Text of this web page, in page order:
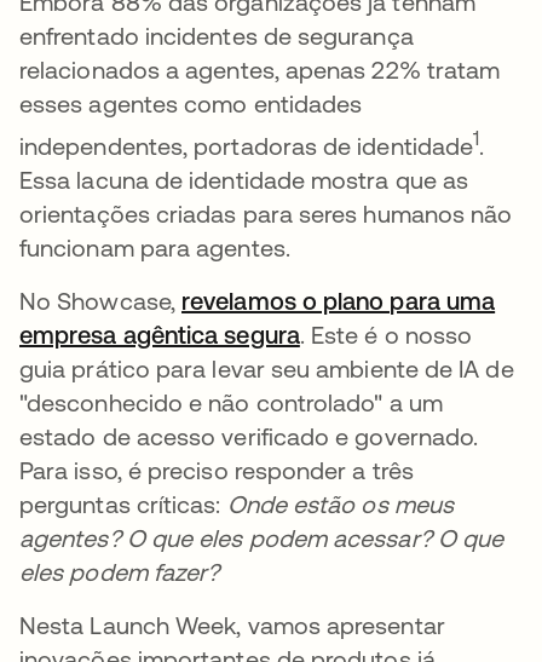
enfrentado incidentes de segurança
relacionados a agentes, apenas 22% tratam
esses agentes como entidades
independentes, portadoras de identidade1.
Essa lacuna de identidade mostra que as
orientações criadas para seres humanos não
funcionam para agentes.
No Showcase, revelamos o plano para uma
empresa agêntica segura. Este é o nosso
guia prático para levar seu ambiente de IA de
"desconhecido e não controlado" a um
estado de acesso verificado e governado.
Para isso, é preciso responder a três
perguntas críticas: Onde estão os meus
agentes? O que eles podem acessar? O que
eles podem fazer?
Nesta Launch Week, vamos apresentar